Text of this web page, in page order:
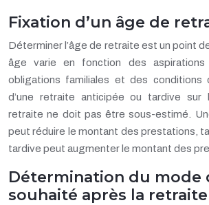
Fixation d’un âge de
Déterminer l’âge de retraite est un point
âge varie en fonction des aspirations
obligations familiales et des conditions
d’une retraite anticipée ou tardive sur
retraite ne doit pas être sous-estimé.
peut réduire le montant des prestations,
tardive peut augmenter le montant des
Détermination du mode
souhaité après la retraite